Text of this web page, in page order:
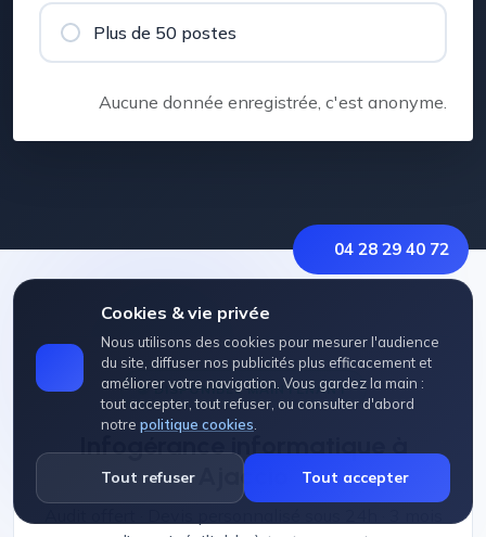
04 28 29 40 72
Cookies & vie privée
Nous utilisons des cookies pour mesurer l'audience
du site, diffuser nos publicités plus efficacement et
améliorer votre navigation. Vous gardez la main :
tout accepter, tout refuser, ou consulter d'abord
notre politique cookies
Tout refuser Tout accepter
Plus de 50 postes
Aucune donnée enregistrée, c'est anonyme.
DISPONIBLE MAINTENANT
Infogérance informatique à
Ajaccio